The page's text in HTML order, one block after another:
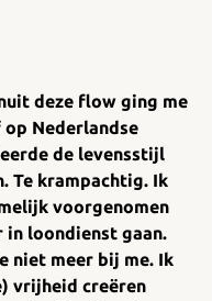
deze flow ging me
Nederlandse
de levensstijl
Te krampachtig. Ik
voorgenomen
in loondienst gaan.
niet meer bij me. Ik
vrijheid creëren